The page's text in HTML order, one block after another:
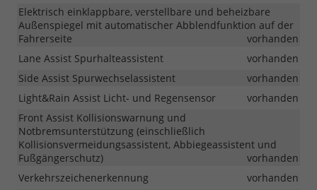
Elektrisch einklappbare, verstellbare und beheizbare
Außenspiegel mit automatischer Abblendfunktion auf der
Fahrerseite
vorhanden
Lane Assist Spurhalteassistent
vorhanden
Side Assist Spurwechselassistent
vorhanden
Light&Rain Assist Licht- und Regensensor
vorhanden
Front Assist Kollisionswarnung und
Notbremsunterstützung (einschließlich
Kollisionsvermeidungsassistent, Abbiegeassistent und
Fußgängerschutz)
vorhanden
Verkehrszeichenerkennung
vorhanden